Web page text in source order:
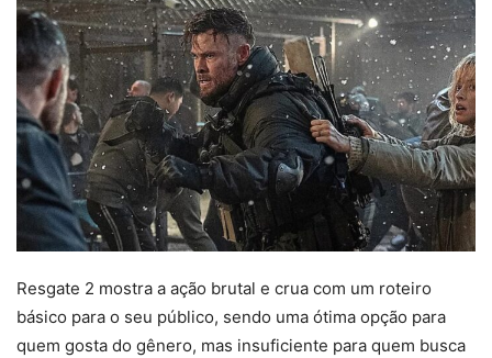
Resgate 2 mostra a ação brutal e crua com um roteiro
básico para o seu público, sendo uma ótima opção para
quem gosta do gênero, mas insuficiente para quem busca